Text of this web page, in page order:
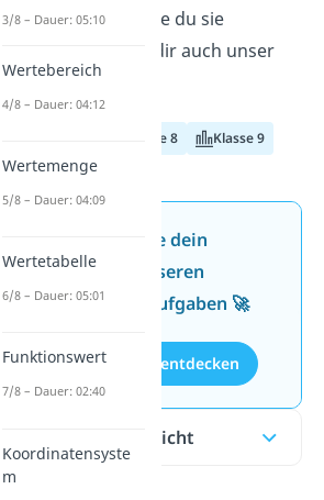
und zeigen dir, wie du sie
aufstellst. Schau dir auch unser
Video dazu an!
Klasse 8 Klasse 9
Jetzt neu: Teste dein
Wissen mit unseren
kostenlosen Aufgaben 🚀
Aufgaben entdecken
Inhaltsübersicht
3/8 – Dauer: 05:10
Wertebereich
4/8 – Dauer: 04:12
Wertemenge
5/8 – Dauer: 04:09
Wertetabelle
6/8 – Dauer: 05:01
Funktionswert
7/8 – Dauer: 02:40
Koordinatensyste
m